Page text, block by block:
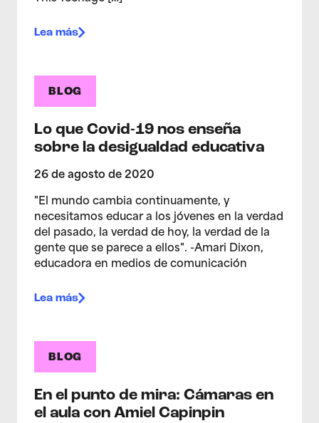
Lea más
BLOG
Lo que Covid-19 nos enseña
sobre la desigualdad educativa
26 de agosto de 2020
"El mundo cambia continuamente, y
necesitamos educar a los jóvenes en la verdad
del pasado, la verdad de hoy, la verdad de la
gente que se parece a ellos". -Amari Dixon,
educadora en medios de comunicación
Lea más
BLOG
En el punto de mira: Cámaras en
el aula con Amiel Capinpin